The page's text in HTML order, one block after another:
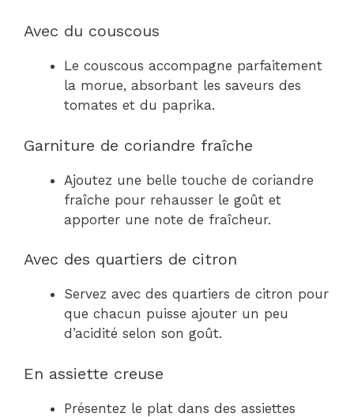
Avec du couscous
Le couscous accompagne parfaitement
la morue, absorbant les saveurs des
tomates et du paprika.
Garniture de coriandre fraîche
Ajoutez une belle touche de coriandre
fraîche pour rehausser le goût et
apporter une note de fraîcheur.
Avec des quartiers de citron
Servez avec des quartiers de citron pour
que chacun puisse ajouter un peu
d’acidité selon son goût.
En assiette creuse
Présentez le plat dans des assiettes